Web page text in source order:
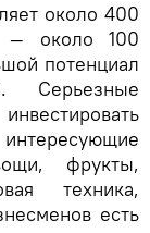
около 400
— около 100
потенциал
Серьезные
фрукты,
техника,
есть